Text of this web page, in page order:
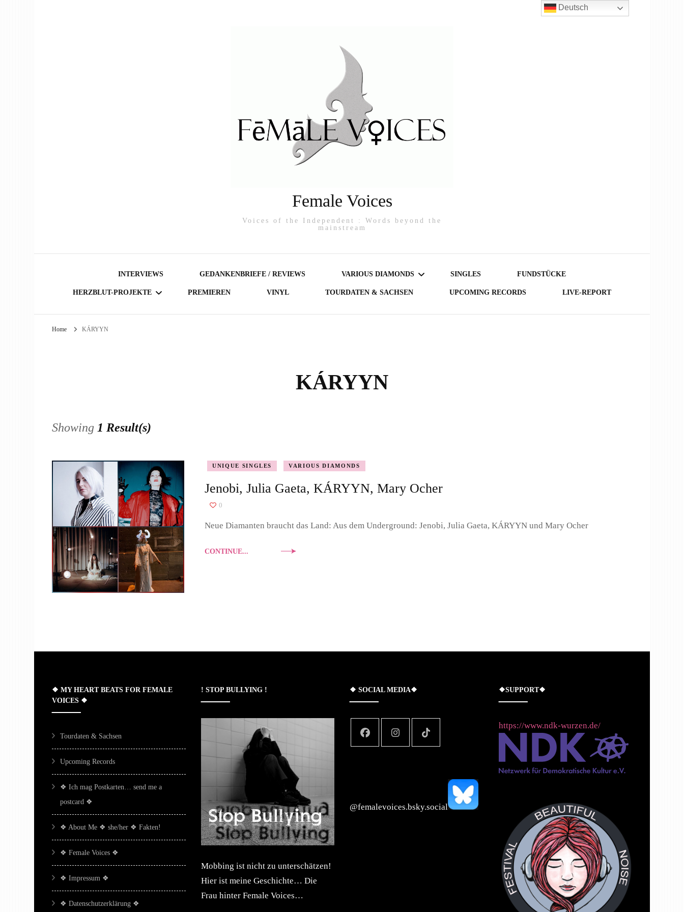
Female Voices
Voices of the Independent : Words beyond the
mainstream
INTERVIEWS GEDANKENBRIEFE / REVIEWS VARIOUS DIAMONDS
DOUBLE DIAMONDS
PORTRAIT
SINGLES FUNDSTÜCKE
HERZBLUT-PROJEKTE PREMIEREN VINYL TOURDATEN & SACHSEN UPCOMING RECORDS LIVE-REPORT
Home KÁRYYN
KÁRYYN
Showing 1 Result(s)
UNIQUE SINGLES VARIOUS DIAMONDS
Jenobi, Julia Gaeta, KÁRYYN, Mary Ocher
0
Neue Diamanten braucht das Land: Aus dem Underground: Jenobi, Julia Gaeta, KÁRYYN und Mary Ocher
CONTINUE...
❖ MY HEART BEATS FOR FEMALE
VOICES ❖
Tourdaten & Sachsen
Upcoming Records
❖ Ich mag Postkarten… send me a
postcard ❖
❖ About Me ❖ she/her ❖ Fakten!
❖ Female Voices ❖
❖ Impressum ❖
❖ Datenschutzerklärung ❖
! STOP BULLYING !
Mobbing ist nicht zu unterschätzen!
Hier ist meine Geschichte… Die
Frau hinter Female Voices…
❖ SOCIAL MEDIA❖
‪@femalevoices.bsky.social‬
❖SUPPORT❖
https://www.ndk-wurzen.de/
Deutsch